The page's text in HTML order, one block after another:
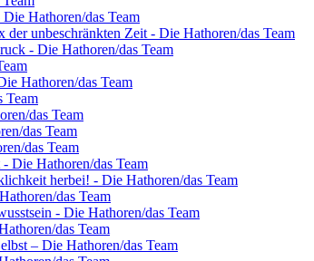
Hathoren/das Team
unbeschränkten Zeit - Die Hathoren/das Team
- Die Hathoren/das Team
Hathoren/das Team
Team
das Team
das Team
das Team
Die Hathoren/das Team
herbei! - Die Hathoren/das Team
das Team
- Die Hathoren/das Team
das Team
– Die Hathoren/das Team